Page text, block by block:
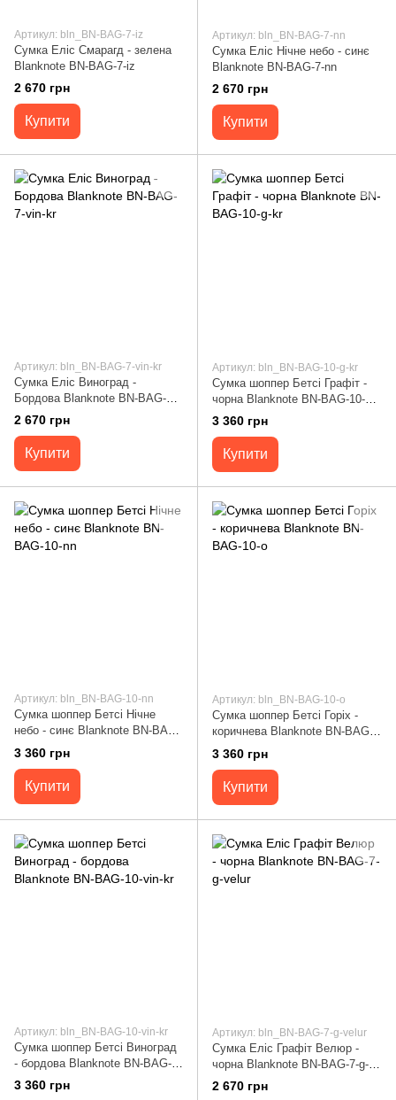
Артикул: bln_BN-BAG-7-iz
Сумка Еліс Смарагд - зелена
Blanknote BN-BAG-7-iz
2 670 грн
Купити
Артикул: bln_BN-BAG-7-nn
Сумка Еліс Нічне небо - синє
Blanknote BN-BAG-7-nn
2 670 грн
Купити
Артикул: bln_BN-BAG-7-vin-kr
Сумка Еліс Виноград -
Бордова Blanknote BN-BAG-7-
vin-kr
2 670 грн
Купити
Артикул: bln_BN-BAG-10-g-kr
Сумка шоппер Бетсі Графіт -
чорна Blanknote BN-BAG-10-g-
kr
3 360 грн
Купити
Артикул: bln_BN-BAG-10-nn
Сумка шоппер Бетсі Нічне
небо - синє Blanknote BN-BAG-
10-nn
3 360 грн
Купити
Артикул: bln_BN-BAG-10-o
Сумка шоппер Бетсі Горіх -
коричнева Blanknote BN-BAG-
10-o
3 360 грн
Купити
Артикул: bln_BN-BAG-10-vin-kr
Сумка шоппер Бетсі Виноград
- бордова Blanknote BN-BAG-
10-vin-kr
3 360 грн
Артикул: bln_BN-BAG-7-g-velur
Сумка Еліс Графіт Велюр -
чорна Blanknote BN-BAG-7-g-
velur
2 670 грн